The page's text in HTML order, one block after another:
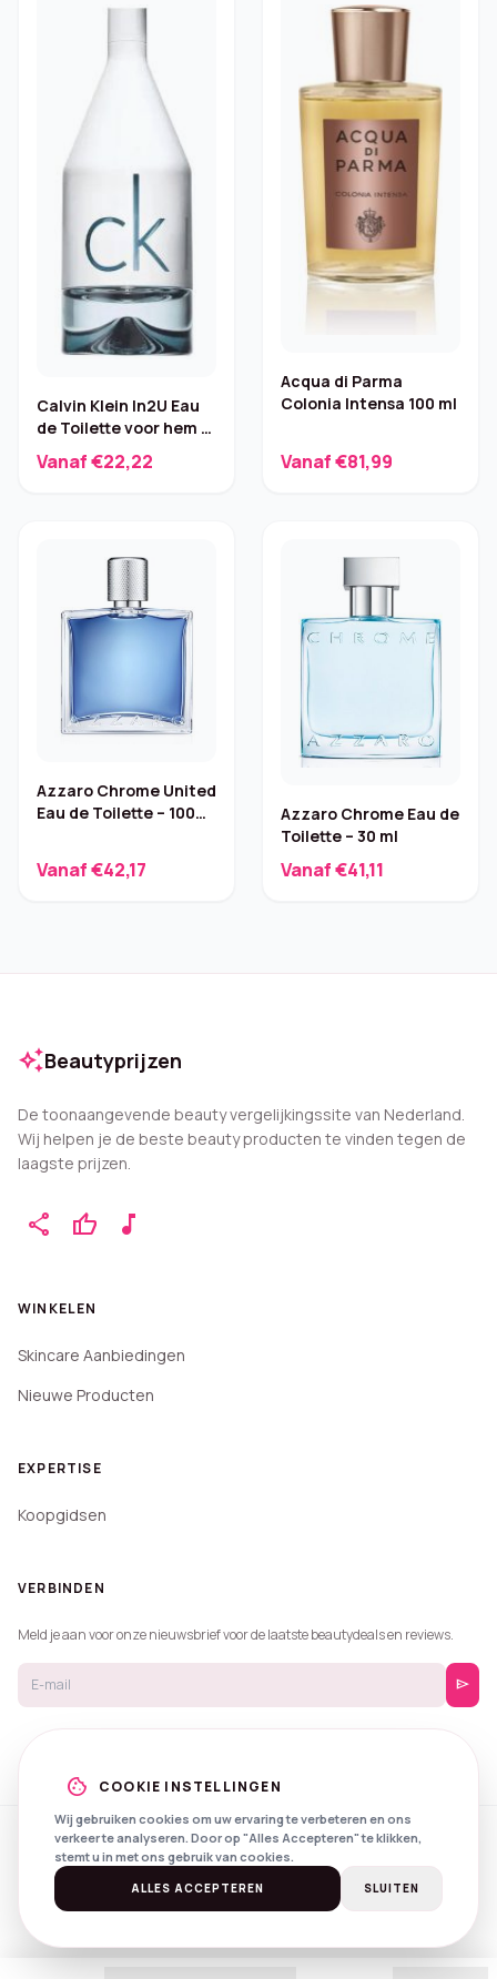
Calvin Klein In2U Eau
de Toilette voor hem –
Vanaf €22,22
Acqua di Parma
Colonia Intensa 100 ml
Vanaf €81,99
Azzaro Chrome United
Eau de Toilette – 100
Vanaf €42,17
Azzaro Chrome Eau de
Toilette – 30 ml
Vanaf €41,11
auto_awesomeBeautyprijzen
De toonaangevende beauty vergelijkingssite van Nederland.
Wij helpen je de beste beauty producten te vinden tegen de
laagste prijzen.
share thumb_up music_note
WINKELEN
Skincare Aanbiedingen
Nieuwe Producten
EXPERTISE
Koopgidsen
VERBINDEN
Meld je aan voor onze nieuwsbrief voor de laatste beautydeals en reviews.
send
© 2026 Beautyprijzen.
Created with
byNXS Digital
SpotlightsPrivacyVoorwaarden
cookie COOKIE INSTELLINGEN
Wij gebruiken cookies om uw ervaring te verbeteren en ons
verkeer te analyseren. Door op "Alles Accepteren" te klikken,
stemt u in met ons gebruik van cookies.
ALLES ACCEPTEREN SLUITEN